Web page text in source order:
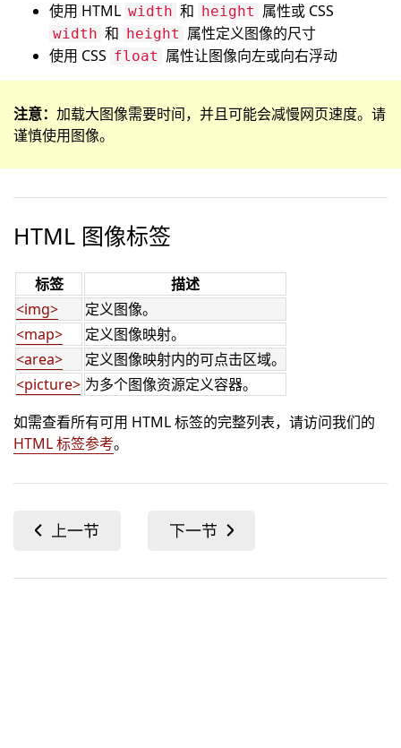
使用 HTML width 和 height 属性或 CSS
width 和 height 属性定义图像的尺寸
使用 CSS float 属性让图像向左或向右浮动
注意： 加载大图像需要时间，并且可能会减慢网页速度。请
谨慎使用图像。
HTML 图像标签
标签
描述
<img>
定义图像。
<map>
定义图像映射。
<area>
定义图像映射内的可点击区域。
<picture> 为多个图像资源定义容器。
如需查看所有可用 HTML 标签的完整列表，请访问我们的
HTML 标签参考。